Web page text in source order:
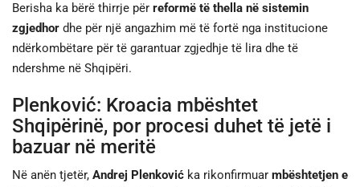
Berisha ka bërë thirrje për reformë të thella në sistemin
zgjedhor dhe për një angazhim më të fortë nga institucione
ndërkombëtare për të garantuar zgjedhje të lira dhe të
ndershme në Shqipëri.
Plenković: Kroacia mbështet
Shqipërinë, por procesi duhet të jetë i
bazuar në meritë
Në anën tjetër, Andrej Plenković ka rikonfirmuar mbështetjen e